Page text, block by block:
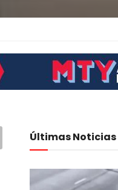
Últimas Noticias